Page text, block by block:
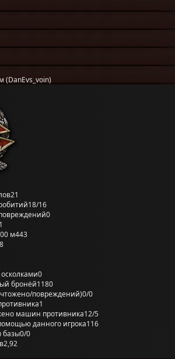
(DanEvs_voin)
21
18/16
0
м443
8
0
бронёй1180
повреждений)0/0
1
машин противника12/5
данного игрока116
базы0/0
2,92